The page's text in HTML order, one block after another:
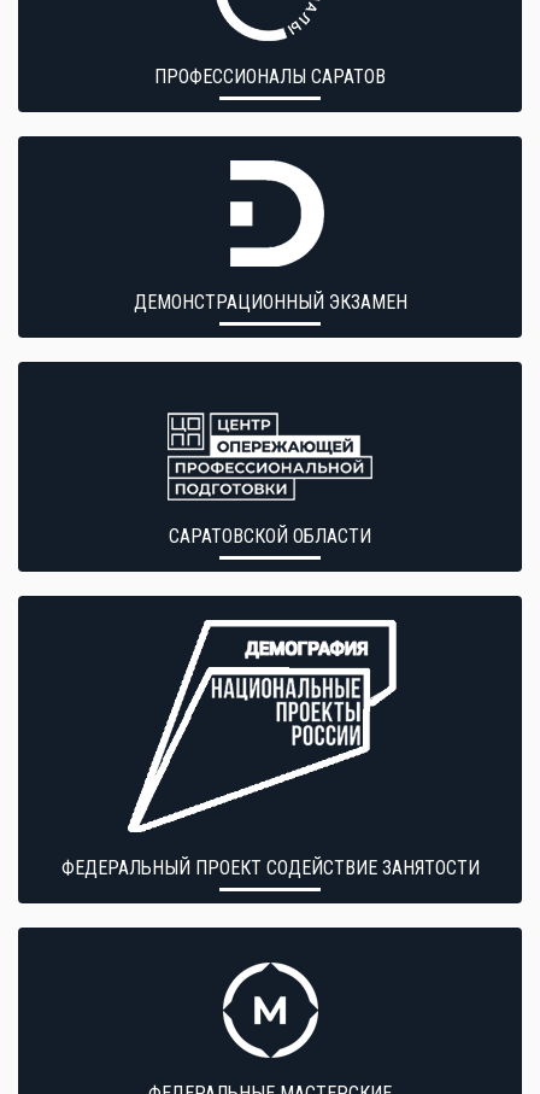
ПРОФЕССИОНАЛЫ САРАТОВ
ДЕМОНСТРАЦИОННЫЙ ЭКЗАМЕН
САРАТОВСКОЙ ОБЛАСТИ
ФЕДЕРАЛЬНЫЙ ПРОЕКТ СОДЕЙСТВИЕ ЗАНЯТОСТИ